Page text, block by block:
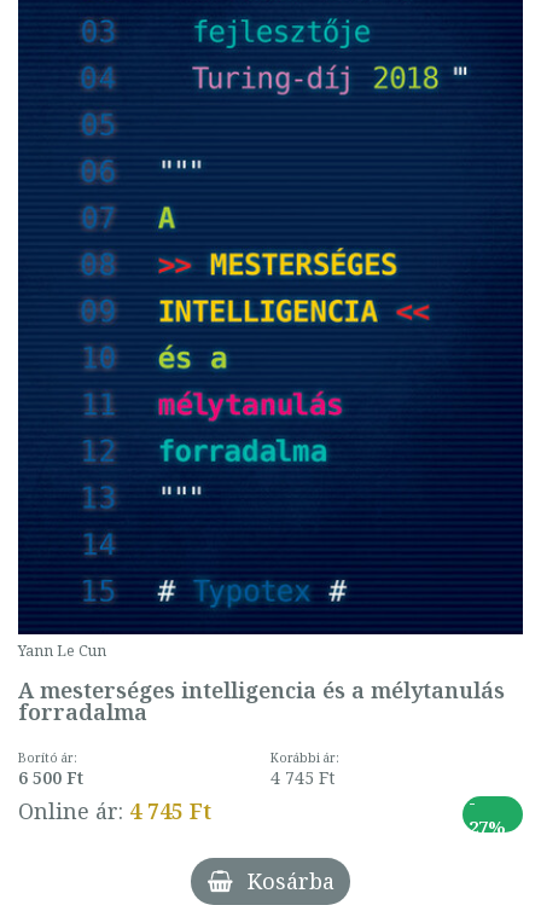
Yann Le Cun
A mesterséges intelligencia és a mélytanulás
forradalma
Borító ár:
6 500 Ft
Korábbi ár:
4 745 Ft
Online ár: 4 745 Ft
-
27%
Kosárba